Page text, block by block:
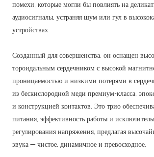
помехи, которые могли бы повлиять на
аудиосигналы, устраняя шум или гул в
устройствах.
Созданный для совершенства, он оснащен
тороидальным сердечником с высокой
проницаемостью и низкими потерями в
из бескислородной меди премиум-класса,
и конструкцией контактов. Это трио
питания, эффективность работы и
регулирования напряжения, предлагая
звука — чистое, динамичное и превосходное.